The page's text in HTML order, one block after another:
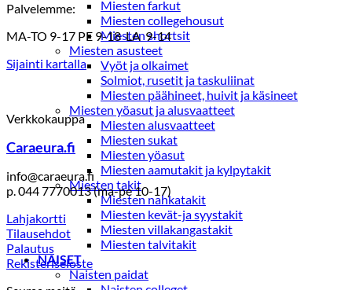
Miesten farkut
Miesten collegehousut
Miesten shortsit
Miesten asusteet
Vyöt ja olkaimet
Solmiot, rusetit ja taskuliinat
Miesten päähineet, huivit ja käsineet
Miesten yöasut ja alusvaatteet
Miesten alusvaatteet
Miesten sukat
Miesten yöasut
Miesten aamutakit ja kylpytakit
Miesten takit
Miesten nahkatakit
Miesten kevät-ja syystakit
Miesten villakangastakit
Miesten talvitakit
NAISET
Naisten paidat
Palvelemme:
MA-TO 9-17 PE 9-18 LA 9-14
Sijainti kartalla
Verkkokauppa
Caraeura.fi
info@caraeura.fi
p. 044 7770013 (ma-pe 10-17)
Lahjakortti
Tilausehdot
Palautus
Rekisteriseloste